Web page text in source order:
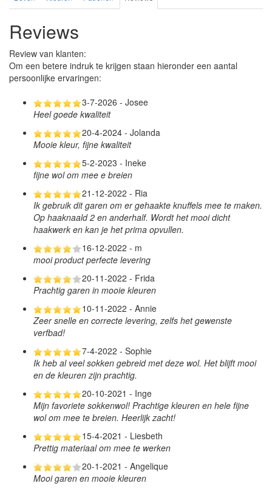
Reviews
Review van klanten:
Om een betere indruk te krijgen staan hieronder een aantal
persoonlijke ervaringen:
3-7-2026 - Josee
Heel goede kwaliteit
20-4-2024 - Jolanda
Mooie kleur, fijne kwaliteit
5-2-2023 - Ineke
fijne wol om mee e breien
21-12-2022 - Ria
Ik gebruik dit garen om er gehaakte knuffels mee te maken.
Op haaknaald 2 en anderhalf. Wordt het mooi dicht
haakwerk en kan je het prima opvullen.
16-12-2022 - m
mooi product perfecte levering
20-11-2022 - Frida
Prachtig garen in mooie kleuren
10-11-2022 - Annie
Zeer snelle en correcte levering, zelfs het gewenste
verfbad!
7-4-2022 - Sophie
Ik heb al veel sokken gebreid met deze wol. Het blijft mooi
en de kleuren zijn prachtig.
20-10-2021 - Inge
Mijn favoriete sokkenwol! Prachtige kleuren en hele fijne
wol om mee te breien. Heerlijk zacht!
15-4-2021 - Liesbeth
Prettig materiaal om mee te werken
20-1-2021 - Angelique
Mooi garen en mooie kleuren